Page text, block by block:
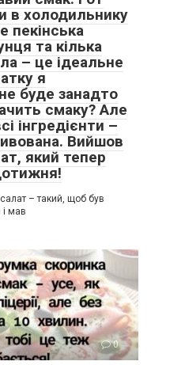
в холодильнику
пекінська
та кілька
– це ідеальне
я
буде занадто
смаку? Але
інгредієнти –
Вийшов
який тепер
– такий, щоб був
мав
0